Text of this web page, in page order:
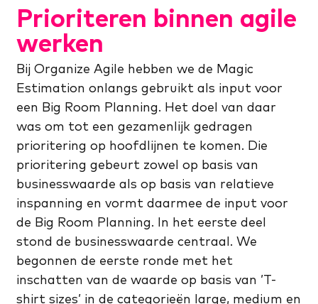
Prioriteren binnen agile
werken
Bij Organize Agile hebben we de Magic
Estimation onlangs gebruikt als input voor
een Big Room Planning. Het doel van daar
was om tot een gezamenlijk gedragen
prioritering op hoofdlijnen te komen. Die
prioritering gebeurt zowel op basis van
businesswaarde als op basis van relatieve
inspanning en vormt daarmee de input voor
de Big Room Planning. In het eerste deel
stond de businesswaarde centraal. We
begonnen de eerste ronde met het
inschatten van de waarde op basis van ’T-
shirt sizes’ in de categorieën large, medium en